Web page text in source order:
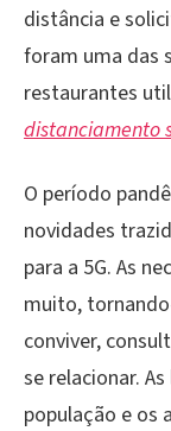
distância e
foram uma das
restaurantes
distanciamento
O período
novidades
para a 5G. As
muito,
conviver,
se relacionar.
população e os